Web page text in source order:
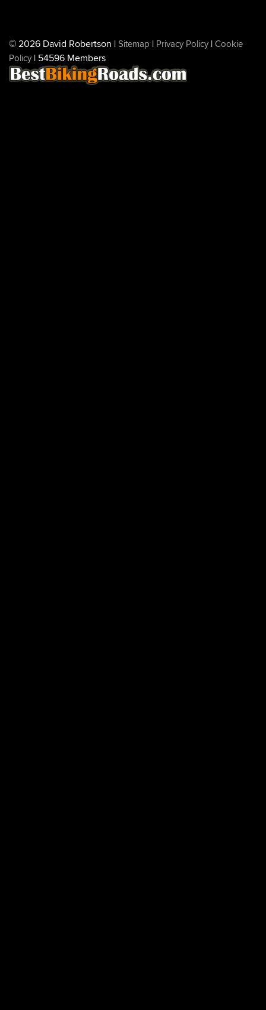
© 2026 David Robertson |Sitemap | Privacy Policy |Cookie
Policy | 54596 Members